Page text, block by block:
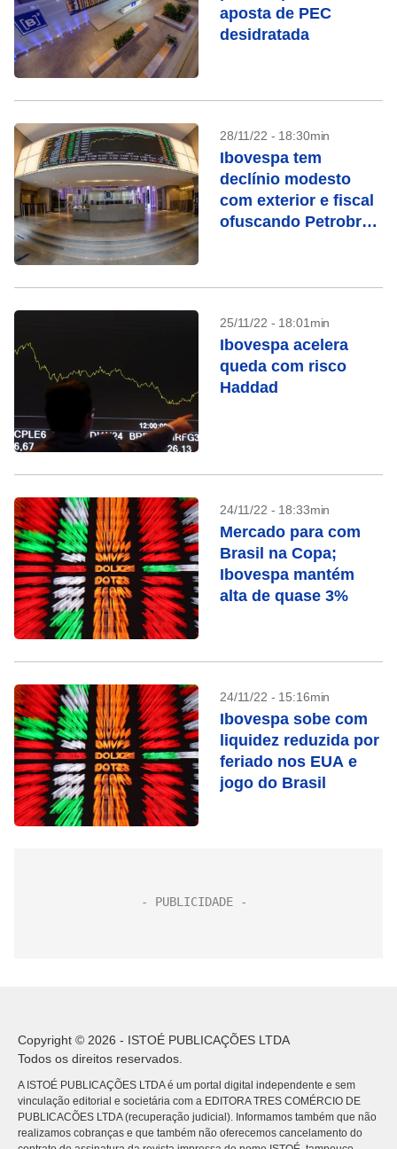
aposta de PEC
desidratada
28/11/22 - 18:30min
Ibovespa tem
declínio modesto
com exterior e fiscal
ofuscando Petrobras
25/11/22 - 18:01min
Ibovespa acelera
queda com risco
Haddad
24/11/22 - 18:33min
Mercado para com
Brasil na Copa;
Ibovespa mantém
alta de quase 3%
24/11/22 - 15:16min
Ibovespa sobe com
liquidez reduzida por
feriado nos EUA e
jogo do Brasil
Copyright © 2026 - ISTOÉ PUBLICAÇÕES LTDA
Todos os direitos reservados.
A ISTOÉ PUBLICAÇÕES LTDA é um portal digital independente e sem
vinculação editorial e societária com a EDITORA TRES COMÉRCIO DE
PUBLICACÕES LTDA (recuperação judicial). Informamos também que não
realizamos cobranças e que também não oferecemos cancelamento do